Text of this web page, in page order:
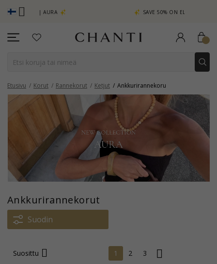
SAVE 50% ON ELINÉ
Etusivu Korut Rannekorut Ketjut Ankkurirannekoru
Ankkurirannekorut
Suodin
Suosittu 1 2 3